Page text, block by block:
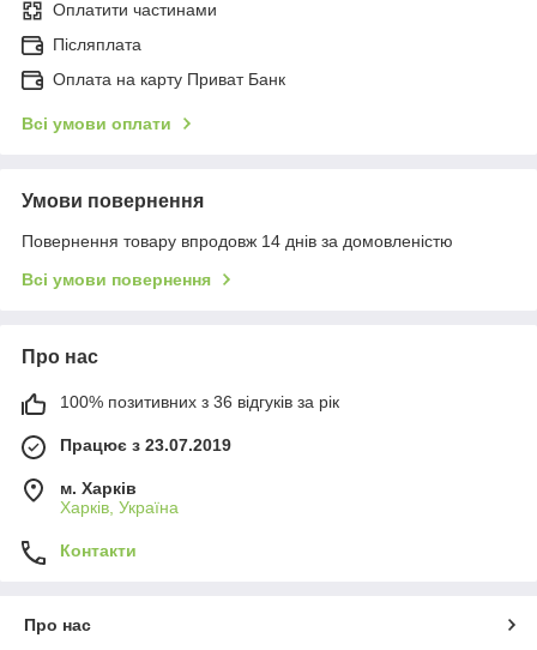
Оплатити частинами
Післяплата
Оплата на карту Приват Банк
Всі умови оплати
Умови повернення
Повернення товару впродовж 14 днів за домовленістю
Всі умови повернення
Про нас
100% позитивних з 36 відгуків за рік
Працює з 23.07.2019
м. Харків
Харків, Україна
Контакти
Про нас